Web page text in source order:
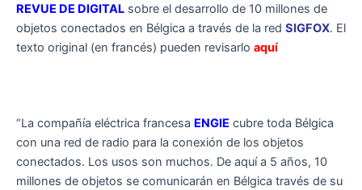
REVUE DE DIGITAL sobre el desarrollo de 10 millones de
objetos conectados en Bélgica a través de la red SIGFOX. El
texto original (en francés) pueden revisarlo aquí
“La compañía eléctrica francesa ENGIE cubre toda Bélgica
con una red de radio para la conexión de los objetos
conectados. Los usos son muchos. De aquí a 5 años, 10
millones de objetos se comunicarán en Bélgica través de su